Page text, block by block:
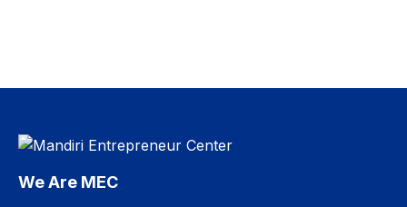
kehidupan belajar di MEC. Selain memperoleh informasi
We Are MEC